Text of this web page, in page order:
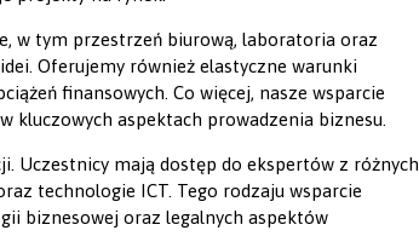
w tym przestrzeń biurową, laboratoria oraz
Oferujemy również elastyczne warunki
finansowych. Co więcej, nasze wsparcie
kluczowych aspektach prowadzenia biznesu.
Uczestnicy mają dostęp do ekspertów z różnych
technologie ICT. Tego rodzaju wsparcie
biznesowej oraz legalnych aspektów